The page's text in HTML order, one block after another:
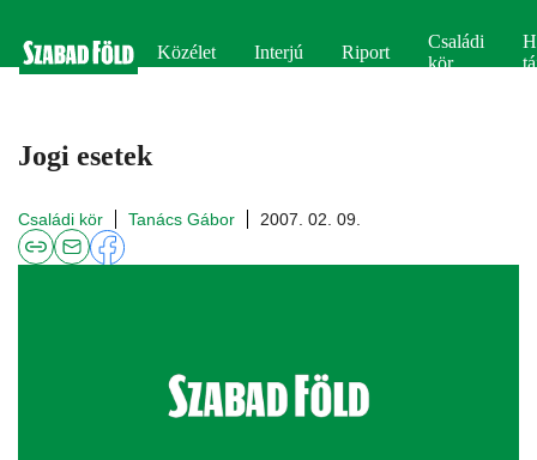
Közélet Interjú Riport
Családi
kör
Jogi esetek
Családi kör Tanács Gábor 2007. 02. 09.